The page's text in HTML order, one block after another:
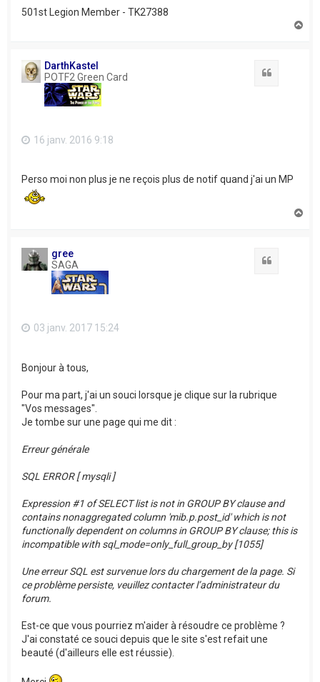
501st Legion Member - TK27388
DarthKastel
POTF2 Green Card
16 janv. 2016 9:18
Perso moi non plus je ne reçois plus de notif quand j'ai un MP
gree
SAGA
03 janv. 2017 15:24
Bonjour à tous,
Pour ma part, j'ai un souci lorsque je clique sur la rubrique
"Vos messages".
Je tombe sur une page qui me dit :
Erreur générale
SQL ERROR [ mysqli ]
Expression #1 of SELECT list is not in GROUP BY clause and
contains nonaggregated column 'mib.p.post_id' which is not
functionally dependent on columns in GROUP BY clause; this is
incompatible with sql_mode=only_full_group_by [1055]
Une erreur SQL est survenue lors du chargement de la page. Si
ce problème persiste, veuillez contacter l’administrateur du
forum.
Est-ce que vous pourriez m'aider à résoudre ce problème ?
J'ai constaté ce souci depuis que le site s'est refait une
beauté (d'ailleurs elle est réussie).